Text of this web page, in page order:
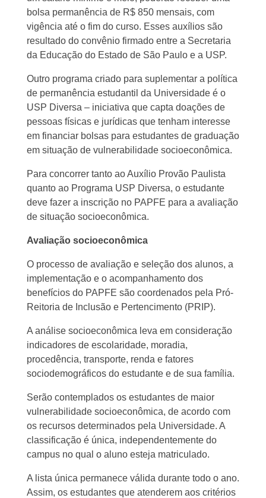
bolsa permanência de R$ 850 mensais, com
vigência até o fim do curso. Esses auxílios são
resultado do convênio firmado entre a Secretaria
da Educação do Estado de São Paulo e a USP.
Outro programa criado para suplementar a política
de permanência estudantil da Universidade é o
USP Diversa – iniciativa que capta doações de
pessoas físicas e jurídicas que tenham interesse
em financiar bolsas para estudantes de graduação
em situação de vulnerabilidade socioeconômica.
Para concorrer tanto ao Auxílio Provão Paulista
quanto ao Programa USP Diversa, o estudante
deve fazer a inscrição no PAPFE para a avaliação
de situação socioeconômica.
Avaliação socioeconômica
O processo de avaliação e seleção dos alunos, a
implementação e o acompanhamento dos
benefícios do PAPFE são coordenados pela Pró-
Reitoria de Inclusão e Pertencimento (PRIP).
A análise socioeconômica leva em consideração
indicadores de escolaridade, moradia,
procedência, transporte, renda e fatores
sociodemográficos do estudante e de sua família.
Serão contemplados os estudantes de maior
vulnerabilidade socioeconômica, de acordo com
os recursos determinados pela Universidade. A
classificação é única, independentemente do
campus no qual o aluno esteja matriculado.
A lista única permanece válida durante todo o ano.
Assim, os estudantes que atenderem aos critérios